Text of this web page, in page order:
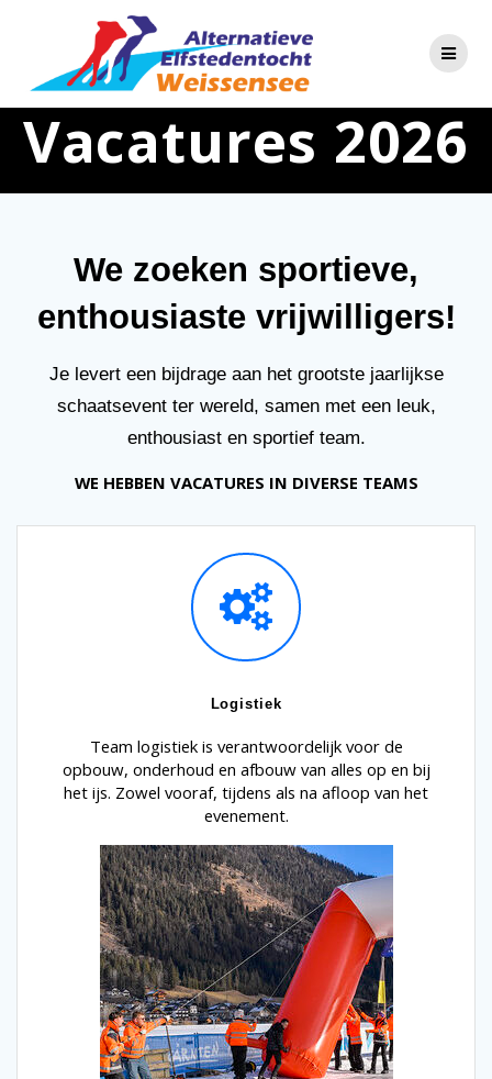
to
content
Vacatures 2026
We zoeken sportieve,
enthousiaste vrijwilligers!
Je levert een bijdrage aan het grootste jaarlijkse
schaatsevent ter wereld, samen met een leuk,
enthousiast en sportief team.
WE HEBBEN VACATURES IN DIVERSE TEAMS
Logistiek
Team logistiek is verantwoordelijk voor de
opbouw, onderhoud en afbouw van alles op en bij
het ijs. Zowel vooraf, tijdens als na afloop van het
evenement.